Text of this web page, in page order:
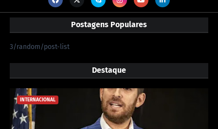
Postagens Populares
3/random/post-list
Destaque
INTERNACIONAL